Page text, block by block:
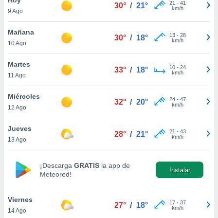
en
más
nuestra
de
aceptar
de
9 Ago
30° / 21° 21 - 41
km/h
Mañana
10 Ago
30° / 18° 13- 28
km/h
Martes
11 Ago
33° / 18° 10- 24
km/h
Miércoles
12 Ago
32° / 20° 24- 47
km/h
Jueves
13 Ago
28° / 21° 21 - 43
km/h
¡Descarga GRATIS la app de
Meteored!
Instalar
Viernes
14 Ago
27° / 18° 17- 37
km/h